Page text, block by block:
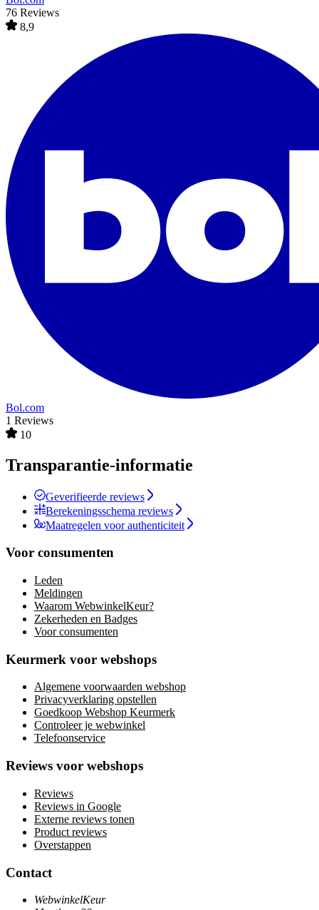
76 Reviews
8,9
Bol.com
1 Reviews
10
Transparantie-informatie
Geverifieerde reviews
Berekeningsschema reviews
Maatregelen voor authenticiteit
Voor consumenten
Leden
Meldingen
Waarom WebwinkelKeur?
Zekerheden en Badges
Voor consumenten
Keurmerk voor webshops
Algemene voorwaarden webshop
Privacyverklaring opstellen
Goedkoop Webshop Keurmerk
Controleer je webwinkel
Telefoonservice
Reviews voor webshops
Reviews
Reviews in Google
Externe reviews tonen
Product reviews
Overstappen
Contact
WebwinkelKeur